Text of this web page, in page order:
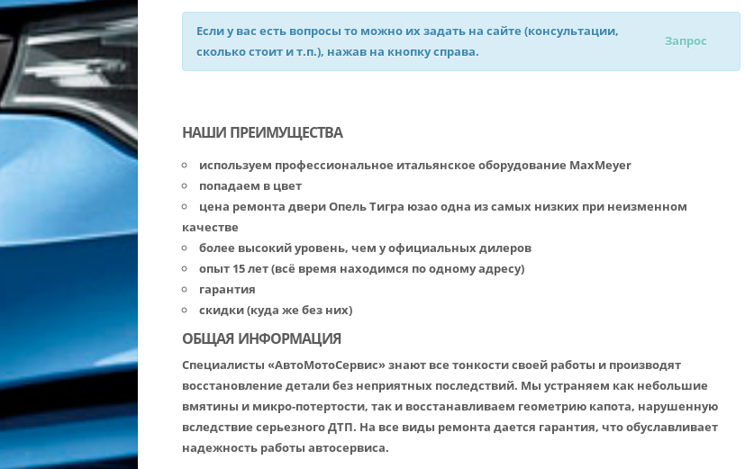
Если у вас есть вопросы то можно их задать на сайте (консультации,
сколько стоит и т.п.), нажав на кнопку справа.
Запрос
НАШИ ПРЕИМУЩЕСТВА
используем профессиональное итальянское оборудование MaxMeyer
попадаем в цвет
цена ремонта двери Опель Тигра юзао одна из самых низких при неизменном
качестве
более высокий уровень, чем у официальных дилеров
опыт 15 лет (всё время находимся по одному адресу)
гарантия
скидки (куда же без них)
ОБЩАЯ ИНФОРМАЦИЯ
Специалисты «АвтоМотоСервис» знают все тонкости своей работы и производят
восстановление детали без неприятных последствий. Мы устраняем как небольшие
вмятины и микро-потертости, так и восстанавливаем геометрию капота, нарушенную
вследствие серьезного ДТП. На все виды ремонта дается гарантия, что обуславливает
надежность работы автосервиса.